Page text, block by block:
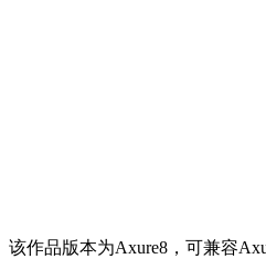
该作品版本为Axure8，可兼容